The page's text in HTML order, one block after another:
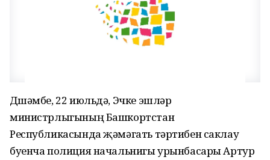
Дүшәмбе, 22 июльдә, Эчке эшләр
министрлыгының Башкортстан
Республикасында җәмәгать тәртибен саклау
буенча полиция начальнигы урынбасары Артур